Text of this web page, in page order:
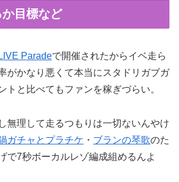
目標など
LIVE Paradeで開催されたからイベ走ら
がかなり悪くて本当にスタドリガブガ
トと比べてもファンを稼ぎづらい。
無理して走るつもりは一切ないんやけ
ガチャとプラチケ ・ ブランの琴歌のた
で7秒ボーカルレゾ編成組めるんよ